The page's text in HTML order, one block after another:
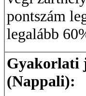
pontszám
legalább
Gyakorlati
(Nappali):